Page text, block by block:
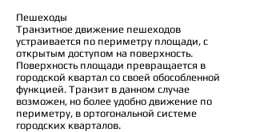
Пешеходы
Транзитное движение пешеходов
устраивается по периметру площади, с
открытым доступом на поверхность.
Поверхность площади превращается в
городской квартал со своей обособленной
функцией. Транзит в данном случае
возможен, но более удобно движение по
периметру, в ортогональной системе
городских кварталов.